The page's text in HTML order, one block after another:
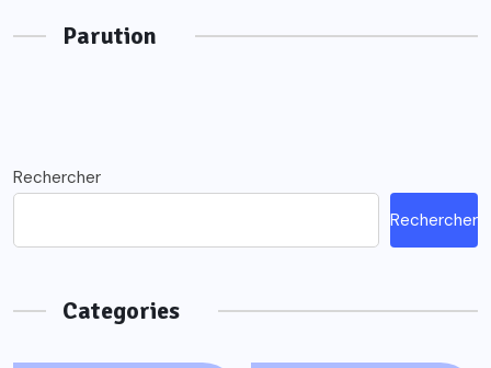
Parution
Rechercher
Rechercher
Categories